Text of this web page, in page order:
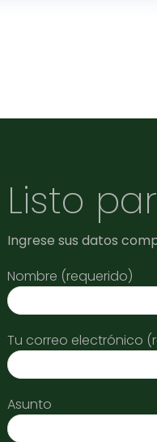
Listo
Ingrese sus datos
Nombre (requerido)
Tu correo electrónico
Asunto